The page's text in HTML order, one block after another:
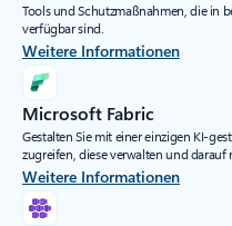
Tools und Schutzmaßnahmen, die in
verfügbar sind.
Weitere Informationen
Microsoft Fabric
Gestalten Sie mit einer einzigen KI-
zugreifen, diese verwalten und darauf
Weitere Informationen